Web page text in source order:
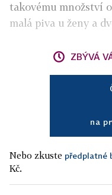
takovému množství
malá piva u ženy a
ZBÝVÁ
na
Nebo zkuste předplatné
Kč.